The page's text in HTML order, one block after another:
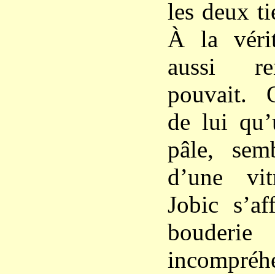
les deux
À la
aussi
pouvait.
de lui
pâle,
d’une
Jobic
bouderie